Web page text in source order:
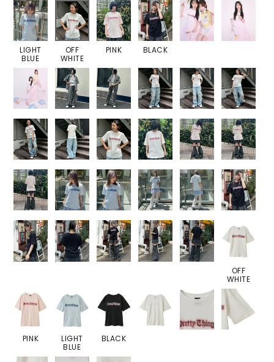
LIGHT
BLUE
OFF
WHITE
PINK BLACK
OFF
WHITE
PINK
LIGHT
BLUE
BLACK